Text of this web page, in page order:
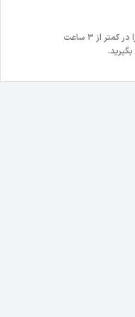
با امکان ارسال اکسپرس، سفارش خود را در کمتر از ۳ ساعت